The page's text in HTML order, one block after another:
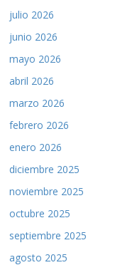
julio 2026
junio 2026
mayo 2026
abril 2026
marzo 2026
febrero 2026
enero 2026
diciembre 2025
noviembre 2025
octubre 2025
septiembre 2025
agosto 2025